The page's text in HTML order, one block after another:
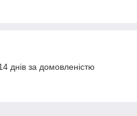
днів за домовленістю